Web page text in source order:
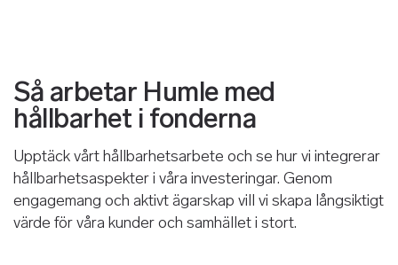
Så arbetar Humle med
hållbarhet i fonderna
Upptäck vårt hållbarhetsarbete och se hur vi integrerar
hållbarhetsaspekter i våra investeringar. Genom
engagemang och aktivt ägarskap vill vi skapa långsiktigt
värde för våra kunder och samhället i stort.